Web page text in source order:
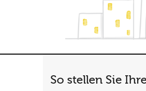
So stellen Sie